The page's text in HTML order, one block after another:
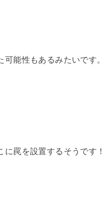
能性もあるみたいです。
罠を設置するそうです！